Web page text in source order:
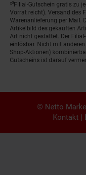
²⁰Filial-Gutschein gratis zu
Vorrat reicht). Versand des
Warenanlieferung per Mail.
Artikelbild des gekauften
Art nicht gestattet. Der
einlösbar. Nicht mit
Shop-Aktionen)
Gutscheins ist darauf
© Netto
Kontakt |